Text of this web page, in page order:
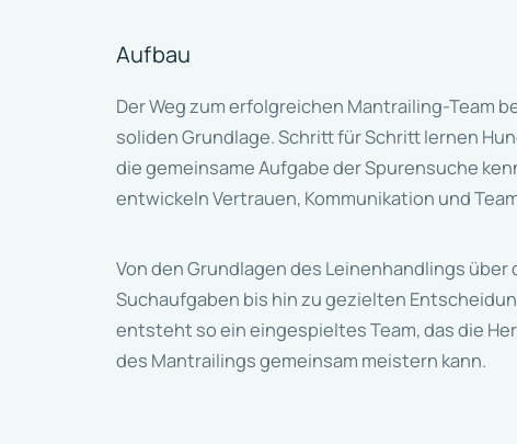
Aufbau
Der Weg zum erfolgreichen Mantrailing-Team
soliden Grundlage. Schritt für Schritt lernen
die gemeinsame Aufgabe der Spurensuche
entwickeln Vertrauen, Kommunikation und
Von den Grundlagen des Leinenhandlings über
Suchaufgaben bis hin zu gezielten
entsteht so ein eingespieltes Team, das die
des Mantrailings gemeinsam meistern kann.